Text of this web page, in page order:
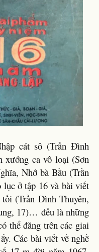
cát sô (Trần Đình
xướng ca vô loại (Sơn
Nhớ bà Bầu (Trần
lục ở tập 16 và bài viết
(Trần Đình Thuyên,
17)… đều là những
thể đăng trên các giai
Các bài viết về nghề